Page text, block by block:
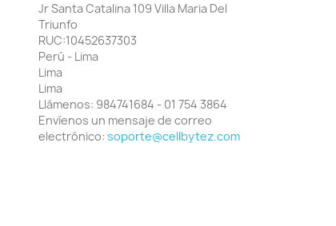
Jr Santa Catalina 109 Villa Maria Del
Triunfo
RUC:10452637303
Perú - Lima
Lima
Lima
Llámenos: 984741684 - 01 754 3864
Envíenos un mensaje de correo
electrónico: soporte@cellbytez.com